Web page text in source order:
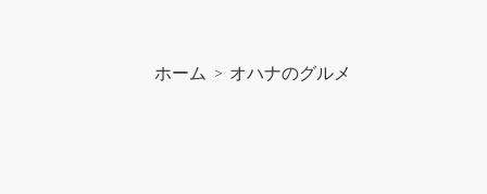
ホーム > オハナのグルメ